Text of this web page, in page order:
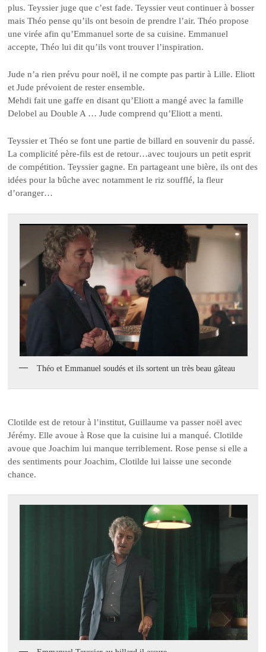
plus. Teyssier juge que c’est fade. Teyssier veut continuer à bosser
mais Théo pense qu’ils ont besoin de prendre l’air. Théo propose
une virée afin qu’Emmanuel sorte de sa cuisine. Emmanuel
accepte, Théo lui dit qu’ils vont trouver l’inspiration.
Jude n’a rien prévu pour noël, il ne compte pas partir à Lille. Eliott
et Jude prévoient de rester ensemble.
Mehdi fait une gaffe en disant qu’Eliott a mangé avec la famille
Delobel au Double A … Jude comprend qu’Eliott a menti.
Teyssier et Théo se font une partie de billard en souvenir du passé.
La complicité père-fils est de retour…avec toujours un petit esprit
de compétition. Teyssier gagne. En partageant une bière, ils ont des
idées pour la bûche avec notamment le riz soufflé, la fleur
d’oranger…
Théo et Emmanuel soudés et ils sortent un très beau gâteau
Clotilde est de retour à l’institut, Guillaume va passer noël avec
Jérémy. Elle avoue à Rose que la cuisine lui a manqué. Clotilde
avoue que Joachim lui manque terriblement. Rose pense si elle a
des sentiments pour Joachim, Clotilde lui laisse une seconde
chance.